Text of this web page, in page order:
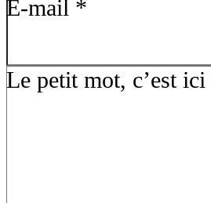
E-mail *
Le petit mot, c’est ici